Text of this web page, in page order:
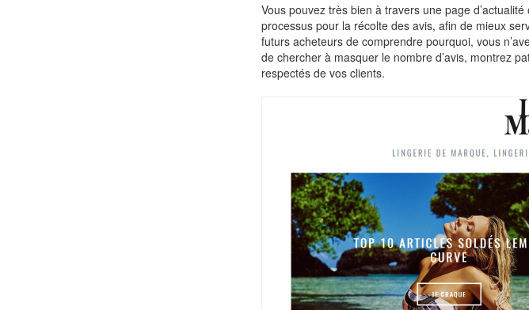
Vous pouvez très bien à travers une page
processus pour la récolte des avis, afin de mieux
futurs acheteurs de comprendre pourquoi, vous
de chercher à masquer le nombre d’avis, montrez
respectés de vos clients.